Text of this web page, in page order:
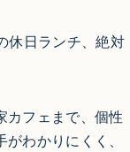
休日ランチ、絶対
カフェまで、個性
わかりにくく、